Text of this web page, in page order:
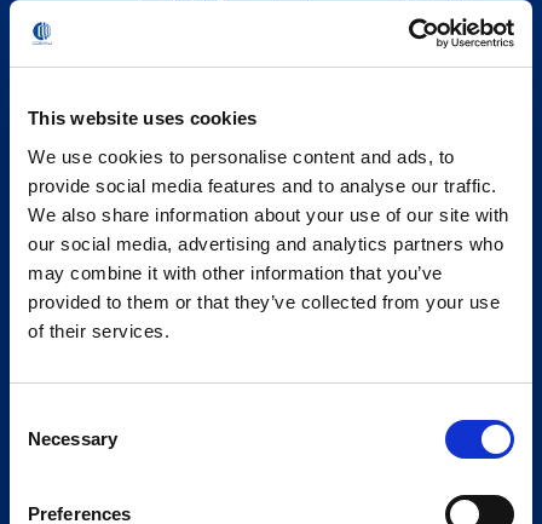
This website uses cookies
We use cookies to personalise content and ads, to
provide social media features and to analyse our traffic.
We also share information about your use of our site with
our social media, advertising and analytics partners who
may combine it with other information that you’ve
provided to them or that they’ve collected from your use
of their services.
Selection
Necessary
Preferences